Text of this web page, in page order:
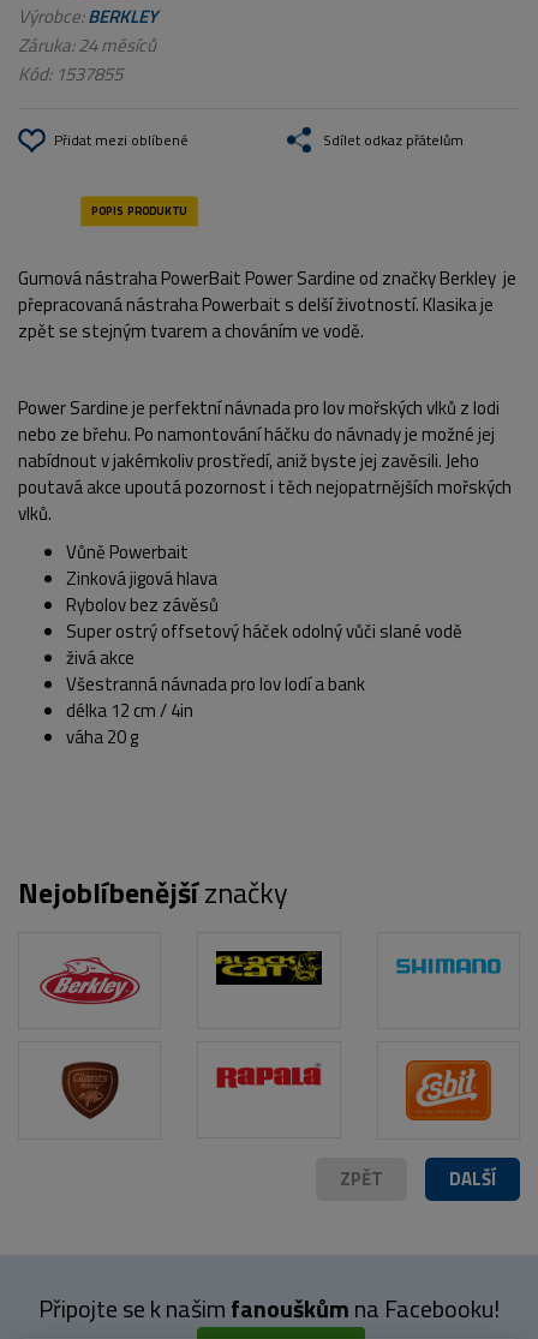
Výrobce:BERKLEY
Záruka: 24 měsíců
Kód: 1537855
Přidat mezi oblíbené Sdílet odkaz přátelům
POPIS PRODUKTU
Gumová nástraha PowerBait Power Sardine od značky Berkley je
přepracovaná nástraha Powerbait s delší životností. Klasika je
zpět se stejným tvarem a chováním ve vodě.
Power Sardine je perfektní návnada pro lov mořských vlků z lodi
nebo ze břehu. Po namontování háčku do návnady je možné jej
nabídnout v jakémkoliv prostředí, aniž byste jej zavěsili. Jeho
poutavá akce upoutá pozornost i těch nejopatrnějších mořských
vlků.
Vůně Powerbait
Zinková jigová hlava
Rybolov bez závěsů
Super ostrý offsetový háček odolný vůči slané vodě
živá akce
Všestranná návnada pro lov lodí a bank
délka 12 cm / 4in
váha 20 g
Nejoblíbenějšíznačky
DALŠÍ
ZPĚT
Připojte se k našimfanouškůmna Facebooku!